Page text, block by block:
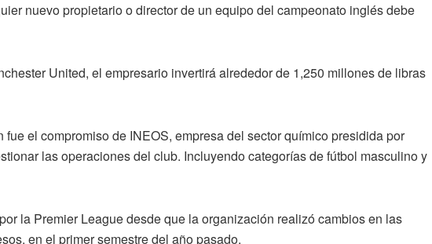
nuevo propietario o director de un equipo del campeonato inglés debe
United, el empresario invertirá alrededor de 1,250 millones de libras
el compromiso de INEOS, empresa del sector químico presidida por
las operaciones del club. Incluyendo categorías de fútbol masculino y
la Premier League desde que la organización realizó cambios en las
en el primer semestre del año pasado.